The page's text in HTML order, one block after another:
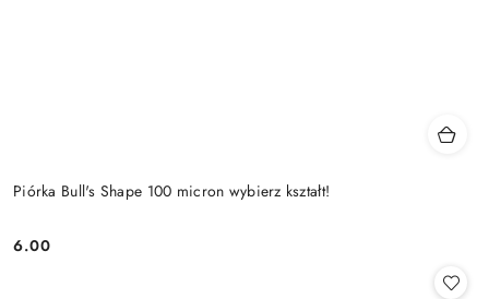
Piórka Bull's Shape 100 micron wybierz kształt!
Cena:
6.00